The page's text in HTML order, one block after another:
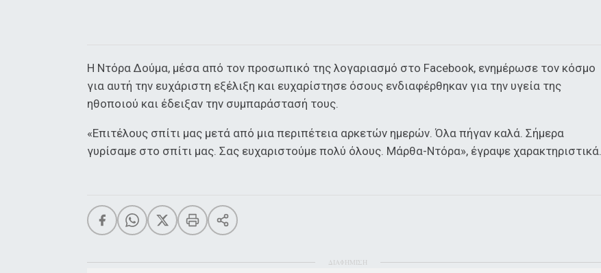
Η Ντόρα Δούμα, μέσα από τον προσωπικό της λογαριασμό στο Facebook, ενημέρωσε τον κόσμο
για αυτή την ευχάριστη εξέλιξη και ευχαρίστησε όσους ενδιαφέρθηκαν για την υγεία της
ηθοποιού και έδειξαν την συμπαράστασή τους.
«Επιτέλους σπίτι μας μετά από μια περιπέτεια αρκετών ημερών. Όλα πήγαν καλά. Σήμερα
γυρίσαμε στο σπίτι μας. Σας ευχαριστούμε πολύ όλους. Μάρθα-Ντόρα», έγραψε χαρακτηριστικά.
ΔΙΑΦΗΜΙΣΗ